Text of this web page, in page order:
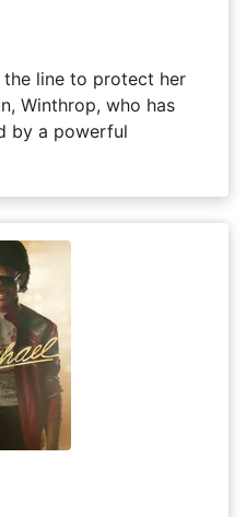
line to protect her
Winthrop, who has
by a powerful